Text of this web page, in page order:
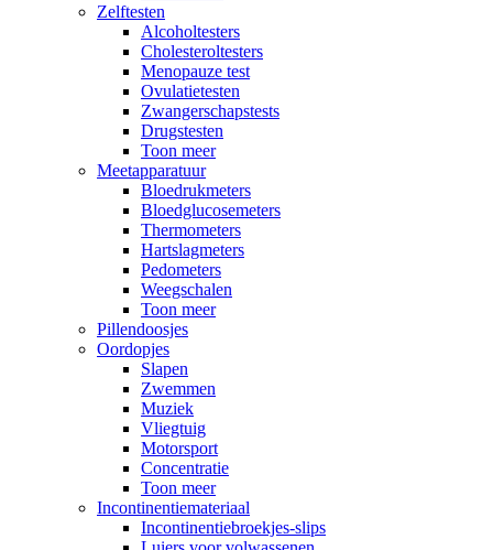
Zelftesten
Alcoholtesters
Cholesteroltesters
Menopauze test
Ovulatietesten
Zwangerschapstests
Drugstesten
Toon meer
Meetapparatuur
Bloedrukmeters
Bloedglucosemeters
Thermometers
Hartslagmeters
Pedometers
Weegschalen
Toon meer
Pillendoosjes
Oordopjes
Slapen
Zwemmen
Muziek
Vliegtuig
Motorsport
Concentratie
Toon meer
Incontinentiemateriaal
Incontinentiebroekjes-slips